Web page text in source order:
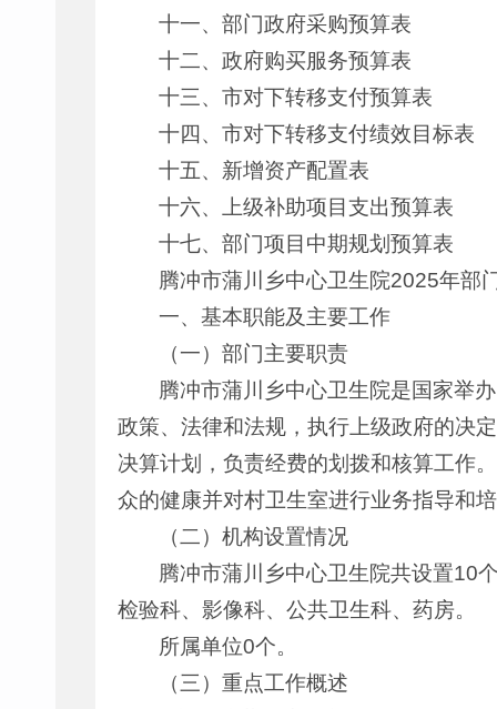
十一、部门政府采购预算表
十二、政府购买服务预算表
十三、市对下转移支付预算表
十四、市对下转移支付绩效目标表
十五、新增资产配置表
十六、上级补助项目支出预算表
十七、部门项目中期规划预算表
腾冲市蒲川乡中心卫生院2025年部
一、基本职能及主要工作
（一）部门主要职责
腾冲市蒲川乡中心卫生院是国家举
政策、法律和法规，执行上级政府的决
决算计划，负责经费的划拨和核算工作
众的健康并对村卫生室进行业务指导和
（二）机构设置情况
腾冲市蒲川乡中心卫生院共设置10
检验科、影像科、公共卫生科、药房。
所属单位0个。
（三）重点工作概述